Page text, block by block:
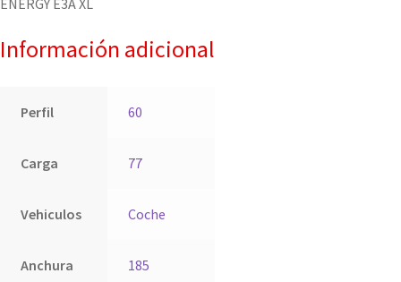
ENERGY E3A XL
Información adicional
Perfil 60
Carga 77
Vehiculos Coche
Anchura 185